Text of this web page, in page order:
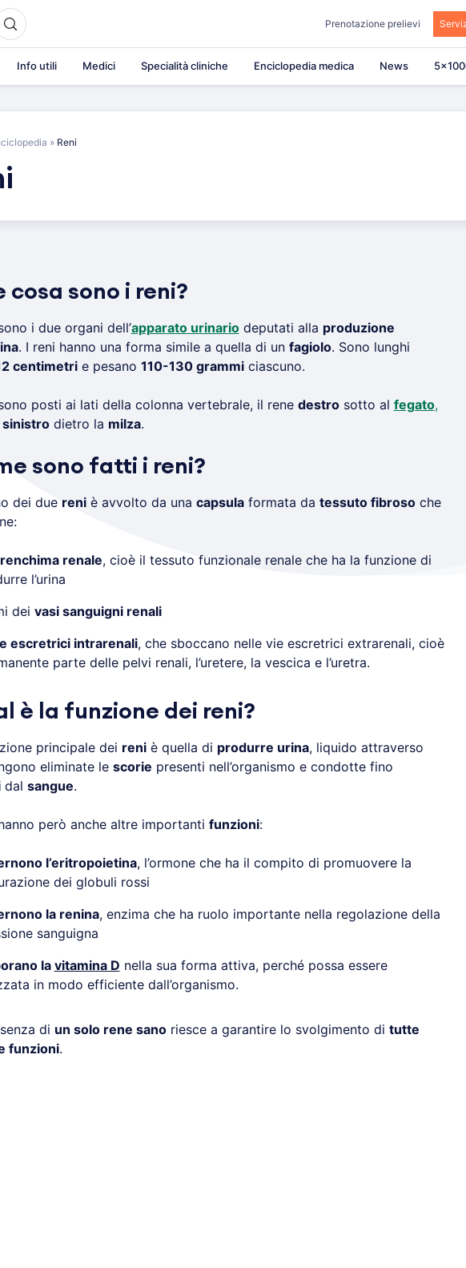
Prenotazione prelievi
Info utili Medici Specialità cliniche Enciclopedia medica News
» Reni
cosa sono i reni?
i due organi dell’apparato urinariodeputati alla produzione
. I reni hanno una forma simile a quella di un fagiolo. Sono lunghi
centimetrie pesano 110-130 grammiciascuno.
posti ai lati della colonna vertebrale, il rene destrosotto al fegato,
sinistrodietro la milza.
sono fatti i reni?
dei due reniè avvolto da una capsulaformata da tessuto fibrosoche
renale, cioè il tessuto funzionale renale che ha la funzione di
l’urina
dei vasi sanguigni renali
escretrici intrarenali, che sboccano nelle vie escretrici extrarenali, cioè
parte delle pelvi renali, l’uretere, la vescica e l’uretra.
è la funzione dei reni?
principale dei reniè quella di produrre urina, liquido attraverso
eliminate le scorie presenti nell’organismo e condotte fino
dal sangue.
però anche altre importanti funzioni:
l’eritropoietina, l’ormone che ha il compito di promuovere la
dei globuli rossi
la renina, enzima che ha ruolo importante nella regolazione della
sanguigna
lavitamina D nella sua forma attiva, perché possa essere
in modo efficiente dall’organismo.
di un solo rene sanoriesce a garantire lo svolgimento di tutte
funzioni.